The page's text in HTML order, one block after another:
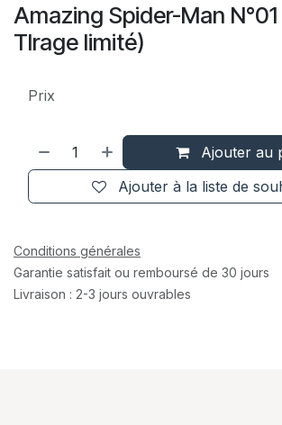
Amazing Spider-Man
TIrage limité)
Ajouter au
Ajouter à la liste de
Prix
Conditions générales
Garantie satisfait ou remboursé de 30 jours
Livraison : 2-3 jours ouvrables